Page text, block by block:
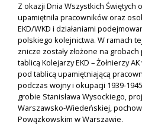
Z okazji Dnia Wszystkich Świętych
upamiętniła pracowników oraz
EKD/WKD i działaniami
polskiego kolejnictwa. W ramach
znicze zostały złożone na
tablicą Kolejarzy EKD – Żołnierzy
pod tablicą upamiętniającą
podczas wojny i okupacji 1939-
grobie Stanisława Wysockiego,
Warszawsko-Wiedeńskiej,
Powązkowskim w Warszawie.